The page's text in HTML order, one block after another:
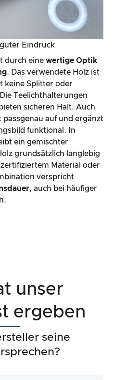
Eindruck
durch eine wertige Optik
. Das verwendete Holz ist
keine Splitter oder
Teelichthalterungen
sicheren Halt. Auch
auf und ergänzt
funktional. In
ein gemischter
grundsätzlich langlebig
Material oder
verspricht
, auch bei häufiger
unser
ergeben
seine